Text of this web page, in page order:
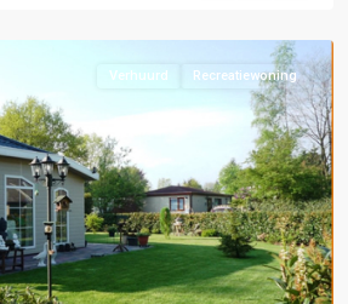
Verhuurd Recreatiewoning